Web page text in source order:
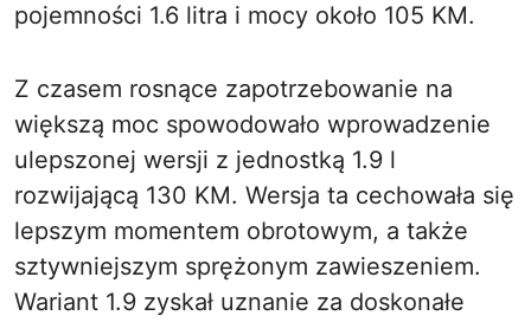
pojemności 1.6 litra i mocy około 105 KM.
Z czasem rosnące zapotrzebowanie na
większą moc spowodowało wprowadzenie
ulepszonej wersji z jednostką 1.9 l
rozwijającą 130 KM. Wersja ta cechowała się
lepszym momentem obrotowym, a także
sztywniejszym sprężonym zawieszeniem.
Wariant 1.9 zyskał uznanie za doskonałe